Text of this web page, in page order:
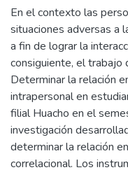
En el contexto las
situaciones adversas a
a fin de lograr la
consiguiente, el
Determinar la relación
intrapersonal en
filial Huacho en el
investigación
determinar la relación
correlacional. Los